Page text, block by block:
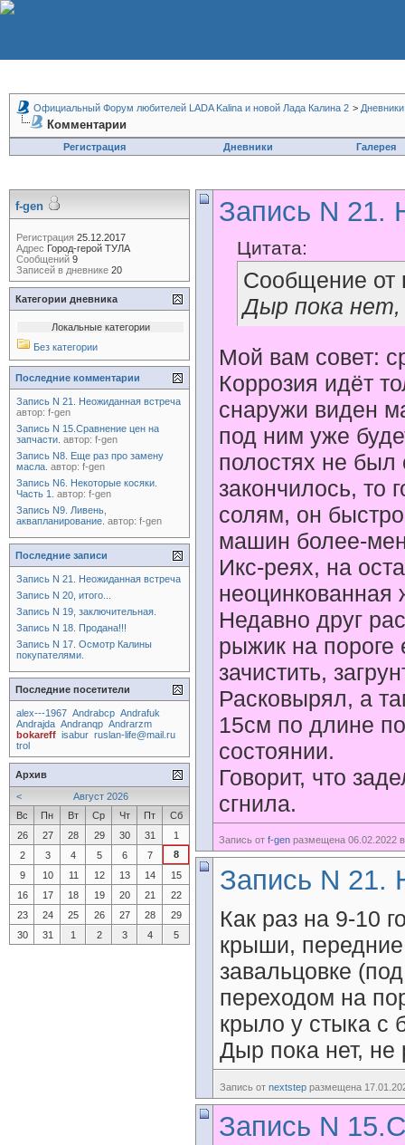
Официальный Форум любителей LADA Kalina и новой Лада Калина 2 > Дневники
Комментарии
Регистрация Дневники Галерея
Запись N 21.
Цитата:
Сообщение от
Дыр пока нет,
Мой вам совет:
Коррозия идёт
снаружи виден
под ним уже
полостях не был
закончилось, то
солям, он
машин более-
Икс-реях, на
неоцинкованная
Недавно друг
рыжик на пороге
зачистить,
Расковырял, а
15см по длине
состоянии.
Говорит, что
сгнила.
Запись от f-gen размещена 06.02.2022
Запись N 21.
Как раз на 9-10
крыши,
завальцовке
переходом на
крыло у стыка с
Дыр пока нет, не
Запись от nextstep размещена
Запись N
f-gen
Регистрация 25.12.2017
Адрес Город-герой ТУЛА
Сообщений 9
Записей в дневнике 20
Категории дневника
Локальные категории
Без категории
Последние комментарии
Запись N 21. Неожиданная встреча
автор: f-gen
Запись N 15.Сравнение цен на
запчасти. автор: f-gen
Запись N8. Еще раз про замену
масла. автор: f-gen
Запись N6. Некоторые косяки.
Часть 1.
автор: f-gen
Запись N9. Ливень,
аквапланирование. автор: f-gen
Последние записи
Запись N 21. Неожиданная встреча
Запись N 20, итого...
Запись N 19, заключительная.
Запись N 18. Продана!!!
Запись N 17. Осмотр Калины
покупателями.
Последние посетители
alex---1967 Andrabcp Andrafuk
Andrajda Andranqp Andrarzm
bokareff isabur ruslan-life@mail.ru
trol
Архив
<
Август 2026
Вс
Пн Вт Ср Чт Пт
Сб
26
27 28 29 30 31
1
2
3 4 5 6 7
8
9
10 11 12 13 14
15
16
17 18 19 20 21
22
23
24 25 26 27 28
29
30
31 1 2 3 4 5